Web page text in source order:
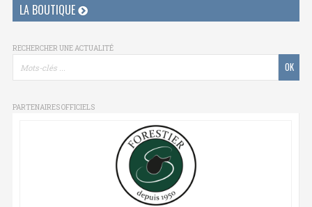
LA BOUTIQUE
RECHERCHER UNE ACTUALITÉ
PARTENAIRES OFFICIELS